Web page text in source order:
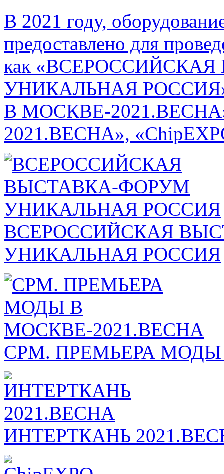
В 2021 году,
предоставлено для
как
УНИКАЛЬНАЯ
В МОСКВЕ-
2021.ВЕСНА»,
ВСЕРОССИЙСКАЯ
УНИКАЛЬНАЯ РОССИЯ
СРМ. ПРЕМЬЕРА МОДЫ
ИНТЕРТКАНЬ